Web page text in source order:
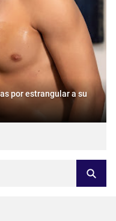
por estrangular a su